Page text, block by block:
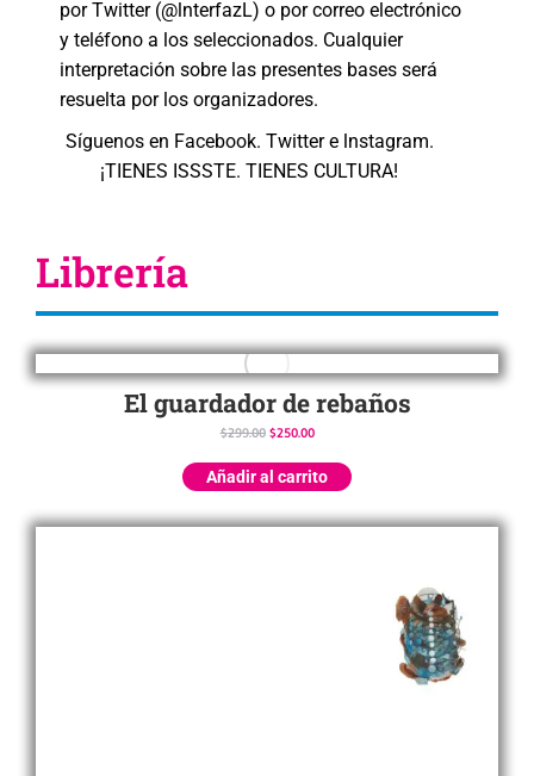
por Twitter (@lnterfazL) o por correo electrónico
y teléfono a los seleccionados. Cualquier
interpretación sobre las presentes bases será
resuelta por los organizadores.
Síguenos en Facebook. Twitter e lnstagram.
¡TIENES ISSSTE. TIENES CULTURA!
Librería
El guardador de rebaños
$299.00 $250.00
Añadir al carrito